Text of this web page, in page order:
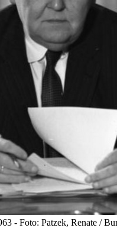
- Foto: Patzek, Renate /